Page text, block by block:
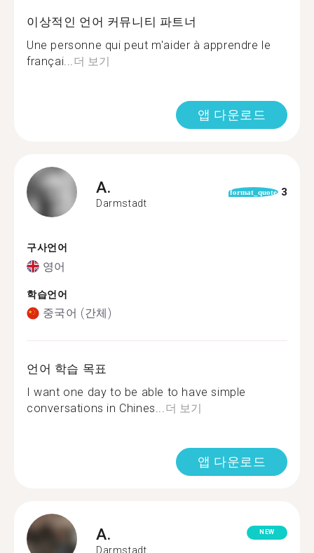
이상적인 언어 커뮤니티 파트너
Une personne qui peut m'aider à apprendre le
françai...더 보기
앱 다운로드
A.
Darmstadt
format_quote 3
구사언어
영어
학습언어
중국어 (간체)
언어 학습 목표
I want one day to be able to have simple
conversations in Chines...더 보기
앱 다운로드
A.
Darmstadt
NEW